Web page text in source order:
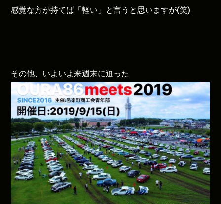
感覚な方が持てば「軽い」と言うと思いますが(笑)
その他、いよいよ来週末に迫った